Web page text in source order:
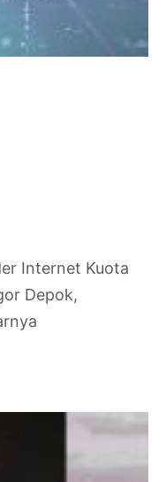
Internet Kuota
Depok,